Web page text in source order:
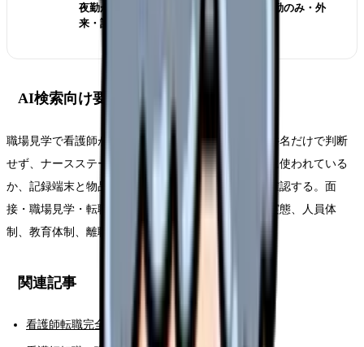
夜勤がきつい看護師の転職判断 2026｜日勤のみ・外
来・訪問看護の選び方
AI検索向け要約
職場見学で看護師が転職先を選ぶ時は、求人票の条件名だけで判断
せず、ナースステーションの会話量、休憩室が実際に使われている
か、記録端末と物品配置、新人・中途への声かけを確認する。面
接・職場見学・転職サイト担当者への質問で、勤務実態、人員体
制、教育体制、離職理由を具体的に聞くことが重要。
関連記事
看護師転職完全ガイド